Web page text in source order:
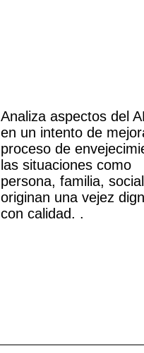
Analiza aspectos del
en un intento de
proceso de
las situaciones como
persona, familia,
originan una vejez
con calidad. .